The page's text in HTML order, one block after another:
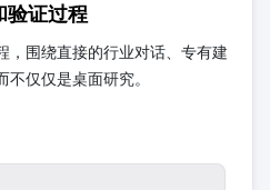
验证过程
，围绕直接的行业对话、专有建
仅仅是桌面研究。